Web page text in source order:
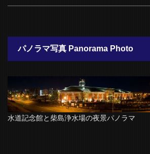
パノラマ写真 Panorama Photo
水道記念館と柴島浄水場の夜景パノラマ